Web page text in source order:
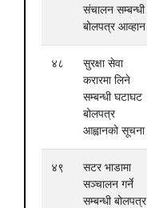
संचालन सम्बन्धी
बोलपत्र आव्हान
४८
सुरक्षा सेवा
करारमा लिने
सम्बन्धी घटाघट
बोलपत्र
आह्वानको सूचना
४९
सटर भाडामा
सञ्चालन गर्ने
सम्बन्धी बोलपत्र